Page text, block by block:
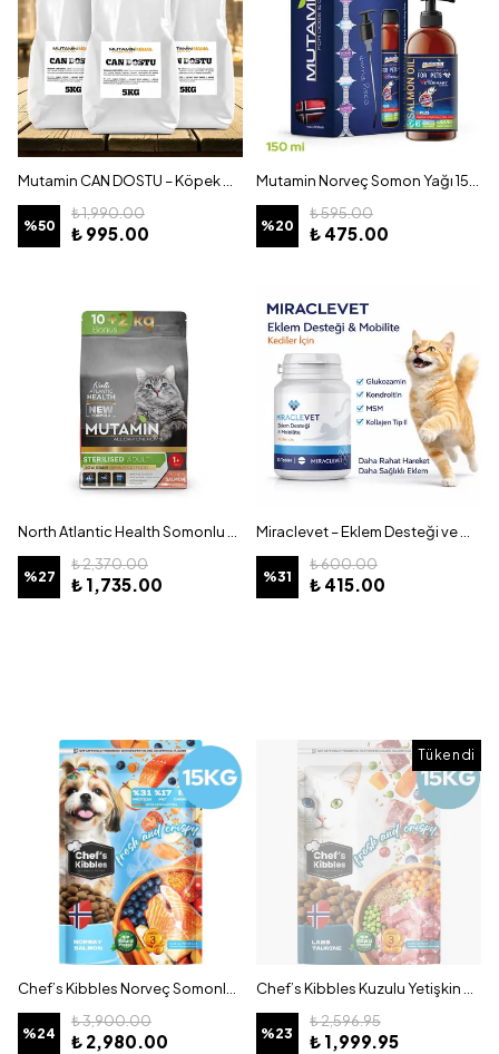
Mutamin CAN DOSTU – Köpek Maması 15KG
%50
₺ 1,990.00
₺ 995.00
Mutamin Norveç Somon Yağı 150 ml
%20
₺ 595.00
₺ 475.00
%27
₺ 2,370.00
₺ 1,735.00 %31
₺ 600.00
₺ 415.00
Chef’s Kibbles Norveç Somonlu Küçük ve Mini Irk Köpek Maması 15KG
%24
₺ 3,900.00
₺ 2,980.00
Tükendi
Chef’s Kibbles Kuzulu Yetişkin Kedi Maması 15KG
%23
₺ 2,596.95
₺ 1,999.95